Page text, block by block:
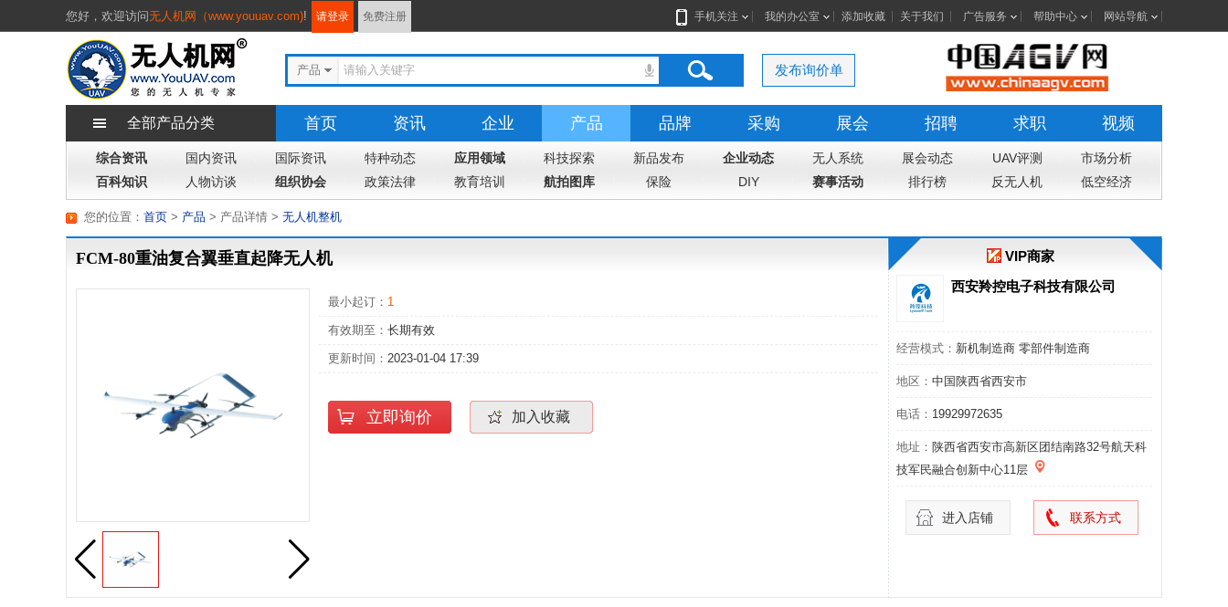
您好， 欢迎访问无人机网（www.youuav.com)! 请登录 免费注册 手机关注 我的办公室 添加收藏 关于我们 广告服务 帮助中心 网站导航
产品 发布询价单
全部产品分类 首页 资讯 企业 产品 品牌 采购 展会 招聘 求职
视频
专题
杂志 地图
综合资讯 国内资讯 国际资讯 特种动态 应用领域 科技探索 新品发布 企业动态 无人系统 展会动态 UAV评测
市场分析
百科知识
人物访谈 组织协会 政策法律 教育培训 航拍图库 保险 DIY 赛事活动 排行榜 反无人机 低空经济
您的位置： 首页 > 产品 > 无人机整机
> 产品详情
FCM-80重油复合翼垂直起降无人机
最小起订： 1
有效期至： 长期有效
更新时间： 2023-01-04 17:39
立即询价 加入收藏
VIP商家
西安羚控电子科技有限公司
经营模式： 新机制造商 零部件制造商
地区： 中国陕西省西安市
电话： 19929972635
地址： 陕西省西安市高新区团结南路32号航天科
技军民融合创新中心11层
进入店铺 联系方式